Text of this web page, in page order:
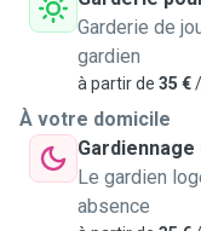
Garderie de
gardien
à partir de 35 €
À votre domicile
Le gardien
absence